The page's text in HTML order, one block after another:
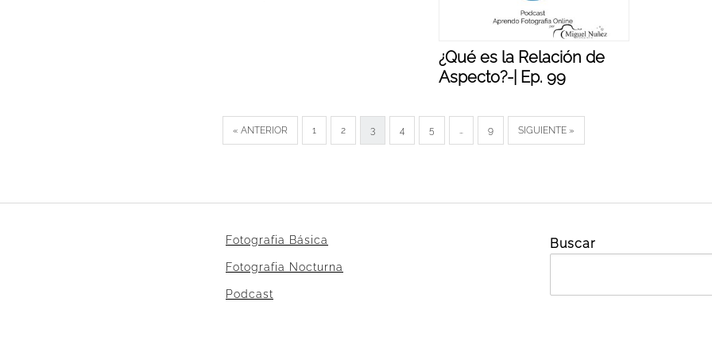
¿Qué es la Relación de
Aspecto?-| Ep. 99
« ANTERIOR 1 2 3 4 5 9 SIGUIENTE »
Fotografia Básica
Fotografia Nocturna
Podcast
Buscar